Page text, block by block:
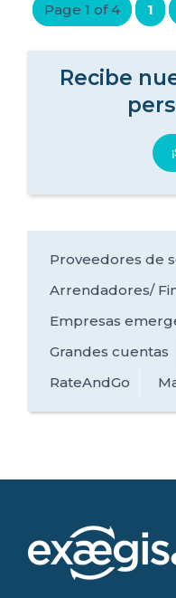
Page 1 of 4 1
Recibe
Proveedores de
Arrendadores/
Empresas
Grandes cuentas
RateAndGo